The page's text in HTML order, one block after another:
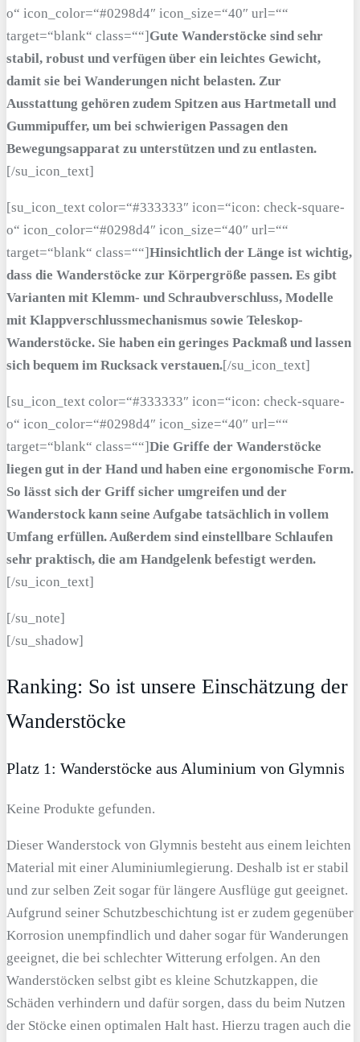
o“ icon_color=“#0298d4″ icon_size=“40″ url=““
target=“blank“ class=““]Gute Wanderstöcke sind sehr
stabil, robust und verfügen über ein leichtes Gewicht,
damit sie bei Wanderungen nicht belasten. Zur
Ausstattung gehören zudem Spitzen aus Hartmetall und
Gummipuffer, um bei schwierigen Passagen den
Bewegungsapparat zu unterstützen und zu entlasten.
[/su_icon_text]
[su_icon_text color=“#333333″ icon=“icon: check-square-
o“ icon_color=“#0298d4″ icon_size=“40″ url=““
target=“blank“ class=““]Hinsichtlich der Länge ist wichtig,
dass die Wanderstöcke zur Körpergröße passen. Es gibt
Varianten mit Klemm- und Schraubverschluss, Modelle
mit Klappverschlussmechanismus sowie Teleskop-
Wanderstöcke. Sie haben ein geringes Packmaß und lassen
sich bequem im Rucksack verstauen.[/su_icon_text]
[su_icon_text color=“#333333″ icon=“icon: check-square-
o“ icon_color=“#0298d4″ icon_size=“40″ url=““
target=“blank“ class=““]Die Griffe der Wanderstöcke
liegen gut in der Hand und haben eine ergonomische Form.
So lässt sich der Griff sicher umgreifen und der
Wanderstock kann seine Aufgabe tatsächlich in vollem
Umfang erfüllen. Außerdem sind einstellbare Schlaufen
sehr praktisch, die am Handgelenk befestigt werden.
[/su_icon_text]
[/su_note]
[/su_shadow]
Ranking: So ist unsere Einschätzung der
Wanderstöcke
Platz 1: Wanderstöcke aus Aluminium von Glymnis
Keine Produkte gefunden.
Dieser Wanderstock von Glymnis besteht aus einem leichten
Material mit einer Aluminiumlegierung. Deshalb ist er stabil
und zur selben Zeit sogar für längere Ausflüge gut geeignet.
Aufgrund seiner Schutzbeschichtung ist er zudem gegenüber
Korrosion unempfindlich und daher sogar für Wanderungen
geeignet, die bei schlechter Witterung erfolgen. An den
Wanderstöcken selbst gibt es kleine Schutzkappen, die
Schäden verhindern und dafür sorgen, dass du beim Nutzen
der Stöcke einen optimalen Halt hast. Hierzu tragen auch die